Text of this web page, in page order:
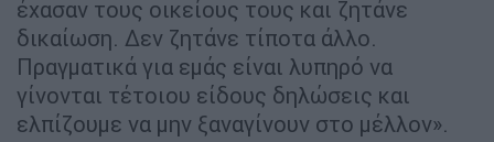
έχασαν τους οικείους τους και ζητάνε
δικαίωση. Δεν ζητάνε τίποτα άλλο.
Πραγματικά για εμάς είναι λυπηρό να
γίνονται τέτοιου είδους δηλώσεις και
ελπίζουμε να μην ξαναγίνουν στο μέλλον».